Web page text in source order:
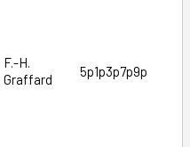
F.-H.
Graffard
5p1p3p7p9p